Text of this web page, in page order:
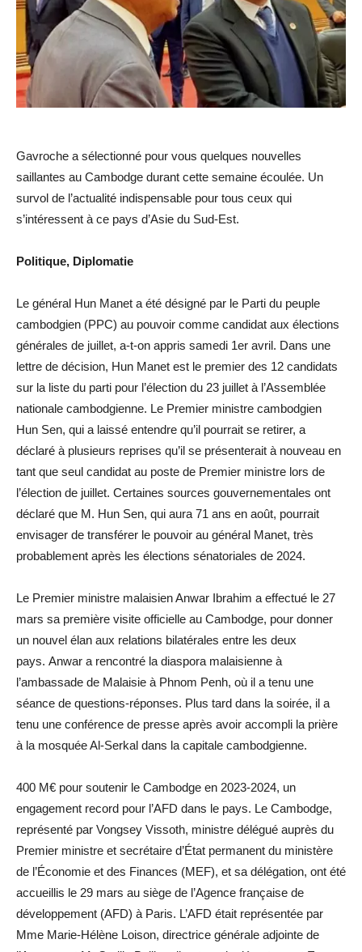
Gavroche a sélectionné pour vous quelques nouvelles
saillantes au Cambodge durant cette semaine écoulée. Un
survol de l’actualité indispensable pour tous ceux qui
s’intéressent à ce pays d’Asie du Sud-Est.
Politique, Diplomatie
Le général Hun Manet a été désigné par le Parti du peuple
cambodgien (PPC) au pouvoir comme candidat aux élections
générales de juillet, a-t-on appris samedi 1er avril. Dans une
lettre de décision, Hun Manet est le premier des 12 candidats
sur la liste du parti pour l’élection du 23 juillet à l’Assemblée
nationale cambodgienne. Le Premier ministre cambodgien
Hun Sen, qui a laissé entendre qu’il pourrait se retirer, a
déclaré à plusieurs reprises qu’il se présenterait à nouveau en
tant que seul candidat au poste de Premier ministre lors de
l’élection de juillet. Certaines sources gouvernementales ont
déclaré que M. Hun Sen, qui aura 71 ans en août, pourrait
envisager de transférer le pouvoir au général Manet, très
probablement après les élections sénatoriales de 2024.
Le Premier ministre malaisien Anwar Ibrahim a effectué le 27
mars sa première visite officielle au Cambodge, pour donner
un nouvel élan aux relations bilatérales entre les deux
pays. Anwar a rencontré la diaspora malaisienne à
l’ambassade de Malaisie à Phnom Penh, où il a tenu une
séance de questions-réponses. Plus tard dans la soirée, il a
tenu une conférence de presse après avoir accompli la prière
à la mosquée Al-Serkal dans la capitale cambodgienne.
400 M€ pour soutenir le Cambodge en 2023-2024, un
engagement record pour l’AFD dans le pays. Le Cambodge,
représenté par Vongsey Vissoth, ministre délégué auprès du
Premier ministre et secrétaire d’État permanent du ministère
de l’Économie et des Finances (MEF), et sa délégation, ont été
accueillis le 29 mars au siège de l’Agence française de
développement (AFD) à Paris. L’AFD était représentée par
Mme Marie-Hélène Loison, directrice générale adjointe de